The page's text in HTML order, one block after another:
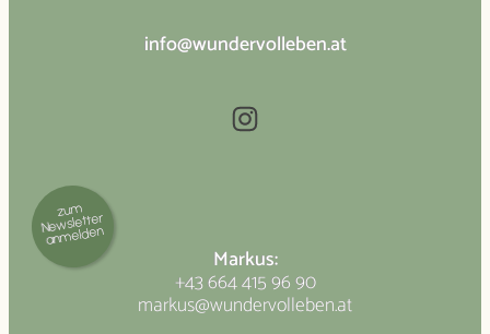
info@wundervolleben.at
Instagram
Markus:
+43 664 415 96 90
markus@wundervolleben.at
zum
Newsletter
anmelden